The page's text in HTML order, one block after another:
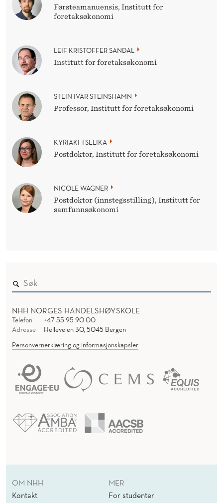
Førsteamanuensis, Institutt for
foretaksøkonomi
LEIF KRISTOFFER SANDAL
Institutt for foretaksøkonomi
STEIN IVAR STEINSHAMN
Professor, Institutt for foretaksøkonomi
KYRIAKI TSELIKA
Postdoktor, Institutt for foretaksøkonomi
NICOLE WÄGNER
Postdoktor (innstegsstilling), Institutt for
samfunnsøkonomi
NHH NORGES HANDELSHØYSKOLE
Telefon
+47 55 95 90 00
Adresse
Helleveien 30, 5045 Bergen
Personvernerklæring og informasjonskapsler
OM NHH
Kontakt
MER
For studenter